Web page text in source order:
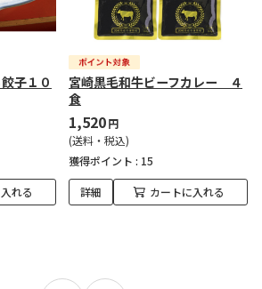
子１０
れる
宮崎黒毛和牛ビーフカレー ４
食
1,520円
(送料・税込)
獲得ポイント : 15
詳細 カートに入れる